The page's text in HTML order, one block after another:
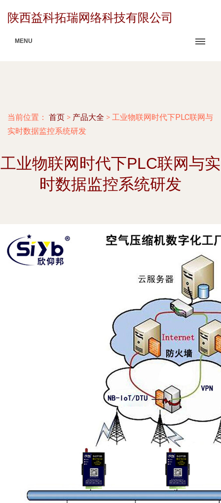
陕西益科拓瑞网络科技有限公司
MENU
当前位置： 首页 > 产品大全 > 工业物联网时代下PLC联网与
实时数据监控系统研发
工业物联网时代下PLC联网与实
时数据监控系统研发